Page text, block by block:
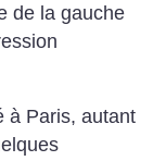
de la gauche
à Paris, autant